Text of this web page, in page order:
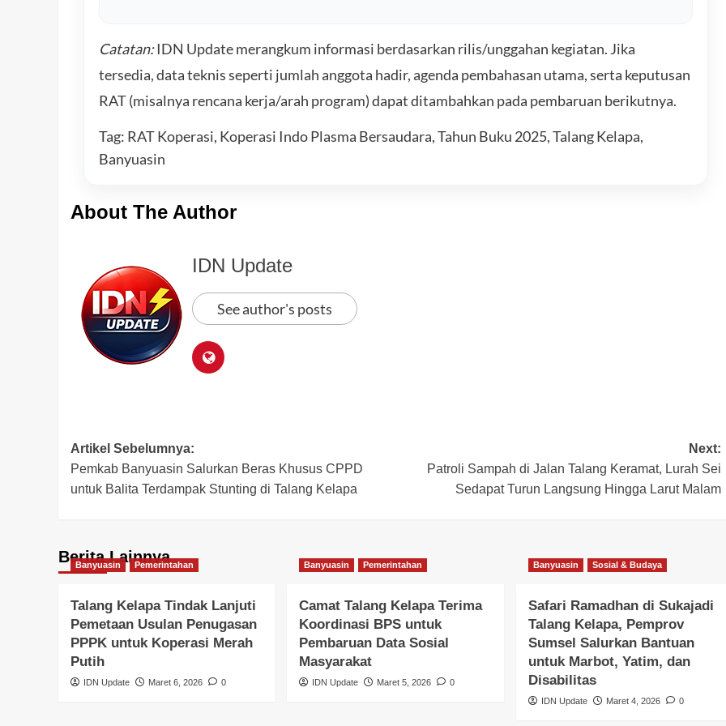
Catatan:IDN Update merangkum informasi berdasarkan rilis/unggahan kegiatan. Jika
tersedia, data teknis seperti jumlah anggota hadir, agenda pembahasan utama, serta keputusan
RAT (misalnya rencana kerja/arah program) dapat ditambahkan pada pembaruan berikutnya.
Tag: RAT Koperasi, Koperasi Indo Plasma Bersaudara, Tahun Buku 2025, Talang Kelapa,
Banyuasin
About The Author
IDN Update
See author's posts
Post
navigation
Artikel Sebelumnya:
Pemkab Banyuasin Salurkan Beras Khusus CPPD
untuk Balita Terdampak Stunting di Talang Kelapa
Next:
Patroli Sampah di Jalan Talang Keramat, Lurah Sei
Sedapat Turun Langsung Hingga Larut Malam
Berita Lainnya
Banyuasin Pemerintahan
Talang Kelapa Tindak Lanjuti
Pemetaan Usulan Penugasan
PPPK untuk Koperasi Merah
Putih
IDN Update Maret 6, 2026 0
Banyuasin Pemerintahan
Camat Talang Kelapa Terima
Koordinasi BPS untuk
Pembaruan Data Sosial
Masyarakat
IDN Update Maret 5, 2026 0
Banyuasin Sosial & Budaya
Safari Ramadhan di Sukajadi
Talang Kelapa, Pemprov
Sumsel Salurkan Bantuan
untuk Marbot, Yatim, dan
Disabilitas
IDN Update Maret 4, 2026 0